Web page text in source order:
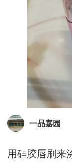
一品嘉园
用硅胶唇刷来